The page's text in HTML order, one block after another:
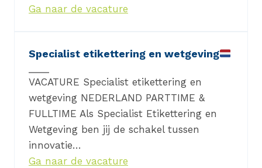
Ga naar de vacature
Specialist etikettering en wetgeving
VACATURE Specialist etikettering en
wetgeving NEDERLAND PARTTIME &
FULLTIME Als Specialist Etikettering en
Wetgeving ben jij de schakel tussen
innovatie…
Ga naar de vacature